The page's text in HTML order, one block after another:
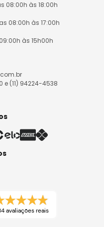
08:00h às 18:00h
08:00h às 17:00h
às 15h00h
e (11) 94224-4538
avaliações reais